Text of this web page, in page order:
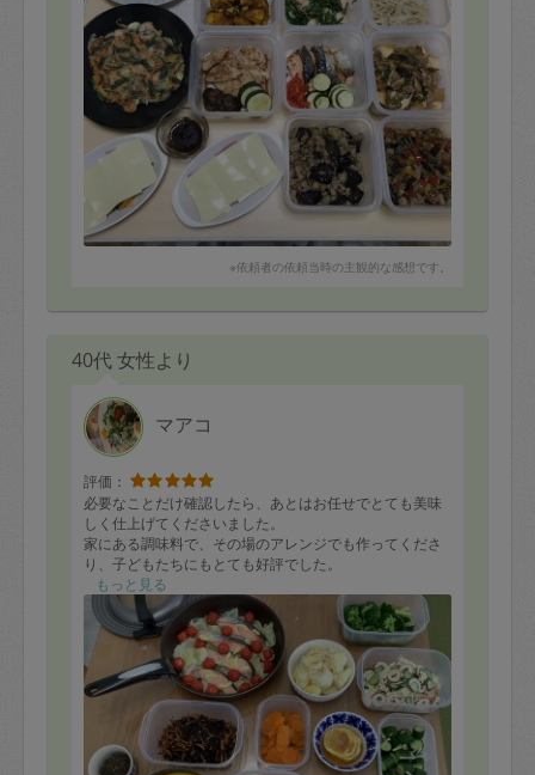
※依頼者の依頼当時の主観的な感想です。
40代 女性より
マアコ
評価：
必要なことだけ確認したら、あとはお任せでとても美味
しく仕上げてくださいました。
家にある調味料で、その場のアレンジでも作ってくださ
り、子どもたちにもとても好評でした。
子どもに特に好評だったのは、カレー味の人参、かぼち
ゃのポタージュ、レモンの砂糖漬け。
私はどれも美味しかったですが、切り干し大根のマヨネ
ーズサラダが特に気に入りました。
お野菜のたくさん入った作りおきがあると安心感があり
ますので、ぜひまたお願いしたいと思っています。また
違うバリエーションのお料理も楽しみです。
もっと見る